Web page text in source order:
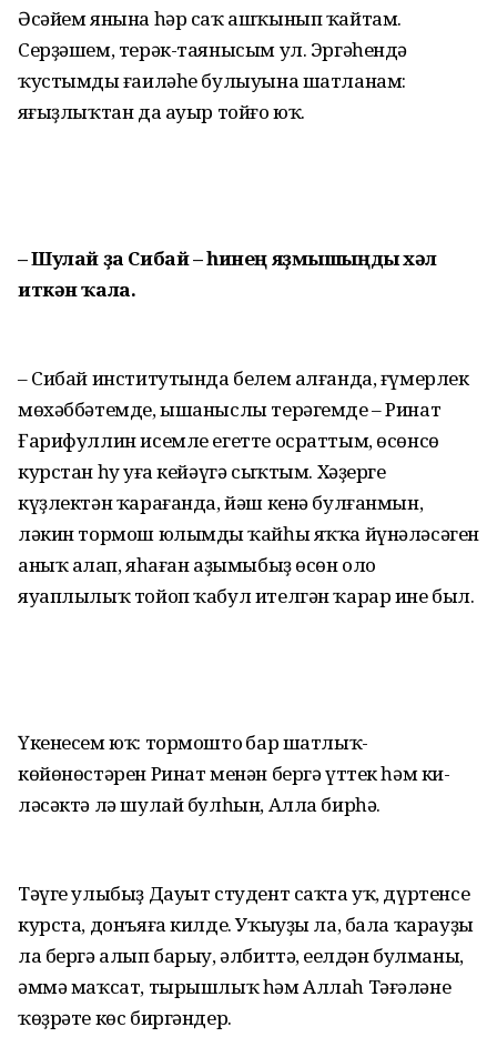
Әсәйем янына һәр саҡ ашҡынып ҡайтам.
Серҙәшем, терәк-таянысым ул. Эргәһендә
ҡустымдың ғаиләһе булыуына шатланам:
яңғыҙлыҡтан да ауыр тойғо юҡ.
– Шулай ҙа Сибай – һинең яҙмышыңды хәл
иткән ҡала.
– Сибай институтында белем алғанда, ғүмерлек
мөхәб­бәтемде, ышаныслы терәгемде – Ринат
Ғарифуллин исемле егетте осраттым, өсөнсө
курс­тан һуң уға кейәүгә сыҡтым. Хә­ҙерге
күҙлектән ҡарағанда, йәш кенә булғанмын,
ләкин тормош юлымдың ҡайһы яҡҡа йүнә­лә­сәген
аныҡ аңлап, яһаған аҙымыбыҙ өсөн оло
яуаплылыҡ тойоп ҡабул ителгән ҡарар ине был.
Үкенесем юҡ: тормоштоң бар шатлыҡ-
көйөнөстәрен Ринат менән бергә үттек һәм ки­
ләсәктә лә шулай булһын, Алла бирһә.
Тәүге улыбыҙ Дауыт студент саҡта уҡ, дүртенсе
курста, донъяға килде. Уҡыуҙы ла, бала ҡарауҙы
ла бергә алып барыу, әлбиттә, еңелдән булманы,
әммә маҡсат, тырышлыҡ һәм Аллаһ Тәғәләнең
ҡөҙрәте көс биргәндер.